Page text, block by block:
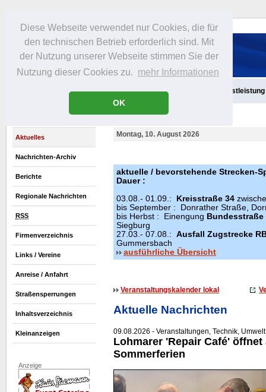
Diese Webseite verwendet nur Cookies, die für
den technischen Betrieb erforderlich sind. Mit
der Nutzung unserer Webseite stimmen Sie der
Nutzung dieser Cookies zu. mehr Informationen
OK
Infos Freizeit Gastronomie Dienstleistung
Aktuelles
Nachrichten-Archiv
Berichte
Regionale Nachrichten
RSS
Firmenverzeichnis
Links / Vereine
Anreise / Anfahrt
Straßensperrungen
Inhaltsverzeichnis
Kleinanzeigen
Anzeige
Montag, 10. August 2026
aktuelle / bevorstehende Strecken-
Dauer :
03.08.- 01.09.:
Kreisstraße 34
bis September : Donrather Straße,
bis Herbst : Einengung Bundesstraße
Siegburg
27.03.- 07.08.: Ausfall Zugstrecke
Gummersbach
ausführliche Übersicht
Veranstaltungskalender lokal
Aktuelle Nachrichten
09.08.2026 - Veranstaltungen, Technik,
Lohmarer 'Repair Café'
Sommerferien